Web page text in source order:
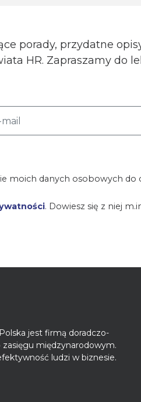
porady, przydatne
HR. Zapraszamy do
moich danych osobowych do
. Dowiesz się z niej
jest firmą doradczo-
zasięgu międzynarodowym.
ludzi w biznesie.